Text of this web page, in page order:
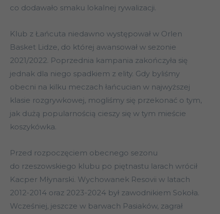
co dodawało smaku lokalnej rywalizacji.
Klub z Łańcuta niedawno występował w Orlen
Basket Lidze, do której awansował w sezonie
2021/2022. Poprzednia kampania zakończyła się
jednak dla niego spadkiem z elity. Gdy byliśmy
obecni na kilku meczach łańcucian w najwyższej
klasie rozgrywkowej, mogliśmy się przekonać o tym,
jak dużą popularnością cieszy się w tym mieście
koszykówka.
Przed rozpoczęciem obecnego sezonu
do rzeszowskiego klubu po piętnastu larach wrócił
Kacper Młynarski. Wychowanek Resovii w latach
2012-2014 oraz 2023-2024 był zawodnikiem Sokoła.
Wcześniej, jeszcze w barwach Pasiaków, zagrał